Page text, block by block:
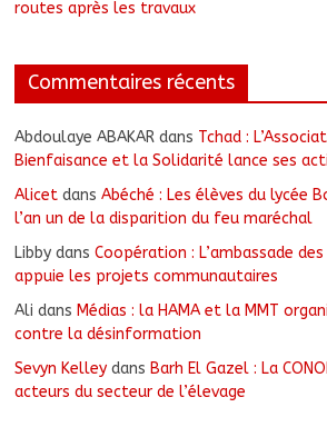
routes après les travaux
Commentaires récents
Abdoulaye ABAKAR dans Tchad :
Bienfaisance et la Solidarité lance ses
Alicet dansAbéché : Les élèves du lycée
l’an un de la disparition du feu maréchal
Libby dansCoopération : L’ambassade
appuie les projets communautaires
Ali dans Médias : la HAMA et la MMT
contre la désinformation
Sevyn Kelley dans Barh El Gazel : La
acteurs du secteur de l’élevage